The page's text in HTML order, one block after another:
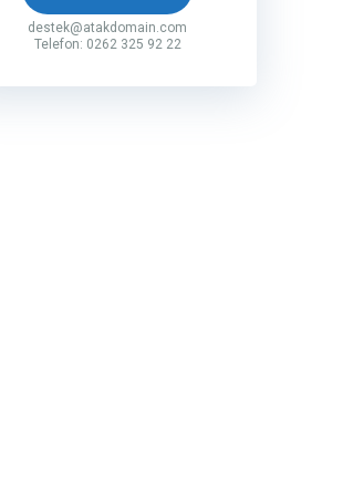
destek@atakdomain.com
Telefon: 0262 325 92 22